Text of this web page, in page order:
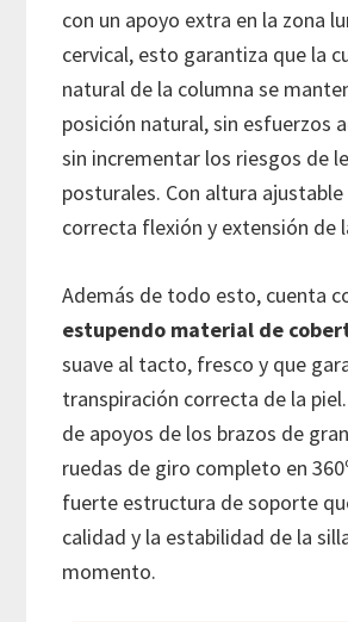
con un apoyo extra en la zona
cervical, esto garantiza que la
natural de la columna se
posición natural, sin esfuerzos
sin incrementar los riesgos de
posturales. Con altura ajustable
correcta flexión y extensión de
Además de todo esto, cuenta
estupendo material de
suave al tacto, fresco y que
transpiración correcta de la
de apoyos de los brazos de
ruedas de giro completo en
fuerte estructura de soporte
calidad y la estabilidad de la
momento.